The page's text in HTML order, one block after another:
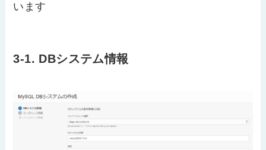
います
3-1. DBシステム情報